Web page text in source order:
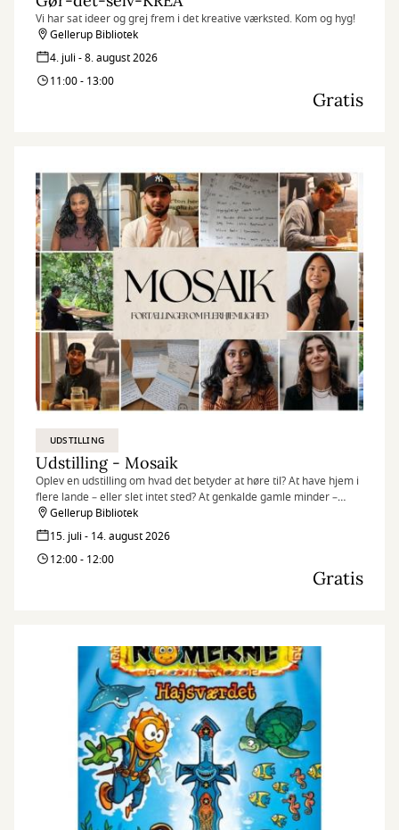
Vi har sat ideer og grej frem i det kreative værksted. Kom og hyg!
Gellerup Bibliotek
4. juli - 8. august 2026
11:00 - 13:00
Gratis
UDSTILLING
Udstilling - Mosaik
Oplev en udstilling om hvad det betyder at høre til? At have hjem i
flere lande – eller slet intet sted? At genkalde gamle minder –
egne som overleverede? At være en del af fællesskabet – og
alligevel stå ud fra mængden?
Gellerup Bibliotek
15. juli - 14. august 2026
12:00 - 12:00
Gratis